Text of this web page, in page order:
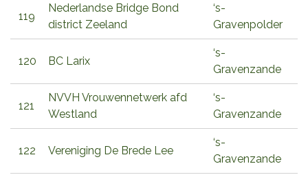
119
Nederlandse Bridge Bond
district Zeeland
‘s-
Gravenpolder
120 BC Larix
‘s-
Gravenzande
121
NVVH Vrouwennetwerk afd
Westland
‘s-
Gravenzande
122 Vereniging De Brede Lee
‘s-
Gravenzande